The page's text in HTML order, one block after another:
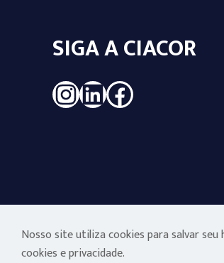
SIGA A CIACOR
Instagram
LinkedIn
Facebook
Nosso site utiliza cookies para salvar
cookies e privacidade.